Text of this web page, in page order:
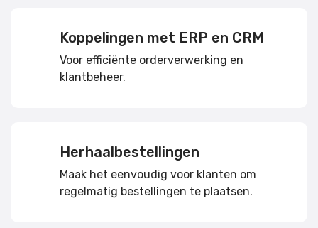
Koppelingen met ERP en CRM
Voor efficiënte orderverwerking en
klantbeheer.
Herhaalbestellingen
Maak het eenvoudig voor klanten om
regelmatig bestellingen te plaatsen.